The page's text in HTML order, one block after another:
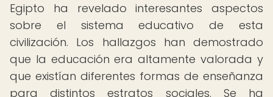
Egipto ha revelado interesantes aspectos
sobre el sistema educativo de esta
civilización. Los hallazgos han demostrado
que la educación era altamente valorada y
que existían diferentes formas de enseñanza
para distintos estratos sociales. Se ha